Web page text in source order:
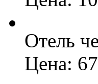
Отель
Цена: